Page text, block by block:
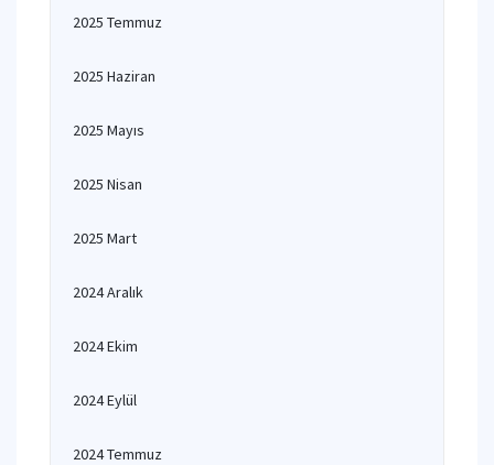
2025 Temmuz
2025 Haziran
2025 Mayıs
2025 Nisan
2025 Mart
2024 Aralık
2024 Ekim
2024 Eylül
2024 Temmuz